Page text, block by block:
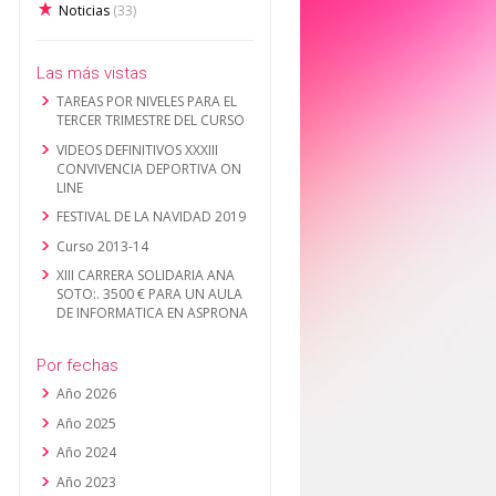
Noticias (33)
Las más vistas
TAREAS POR NIVELES PARA EL
TERCER TRIMESTRE DEL CURSO
VIDEOS DEFINITIVOS XXXIII
CONVIVENCIA DEPORTIVA ON
LINE
FESTIVAL DE LA NAVIDAD 2019
Curso 2013-14
XIII CARRERA SOLIDARIA ANA
SOTO:. 3500 € PARA UN AULA
DE INFORMATICA EN ASPRONA
Por fechas
Año 2026
Año 2025
Año 2024
Año 2023